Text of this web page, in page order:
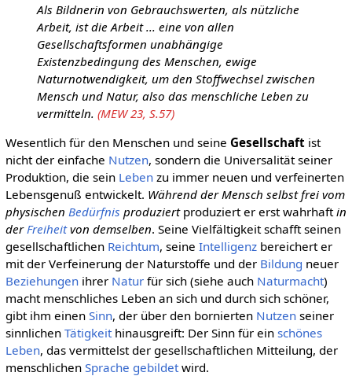
Als Bildnerin von Gebrauchswerten, als nützliche
Arbeit, ist die Arbeit ... eine von allen
Gesellschaftsformen unabhängige
Existenzbedingung des Menschen, ewige
Naturnotwendigkeit, um den Stoffwechsel zwischen
Mensch und Natur, also das menschliche Leben zu
vermitteln. (MEW 23, S.57)
Wesentlich für den Menschen und seine Gesellschaftist
nicht der einfache Nutzen, sondern die Universalität seiner
Produktion, die sein Lebenzu immer neuen und verfeinerten
Lebensgenuß entwickelt. Während der Mensch selbst frei vom
physischen Bedürfnis produziertproduziert er erst wahrhaftin
der Freiheitvon demselben. Seine Vielfältigkeit schafft seinen
gesellschaftlichen Reichtum, seine Intelligenzbereichert er
mit der Verfeinerung der Naturstoffe und der Bildung neuer
Beziehungenihrer Naturfür sich (siehe auch Naturmacht)
macht menschliches Leben an sich und durch sich schöner,
gibt ihm einen Sinn, der über den bornierten Nutzenseiner
sinnlichen Tätigkeithinausgreift: Der Sinn für ein schönes
Leben, das vermittelst der gesellschaftlichen Mitteilung, der
menschlichen Sprache gebildetwird.